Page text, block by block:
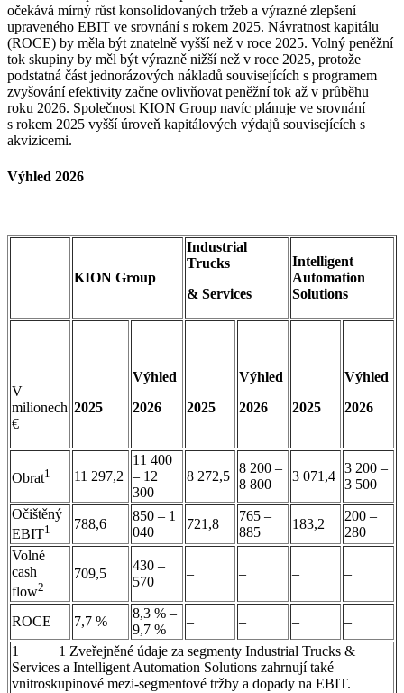
očekává mírný růst konsolidovaných tržeb a výrazné zlepšení
upraveného EBIT ve srovnání s rokem 2025. Návratnost kapitálu
(ROCE) by měla být znatelně vyšší než v roce 2025. Volný peněžní
tok skupiny by měl být výrazně nižší než v roce 2025, protože
podstatná část jednorázových nákladů souvisejících s programem
zvyšování efektivity začne ovlivňovat peněžní tok až v průběhu
roku 2026. Společnost KION Group navíc plánuje ve srovnání
s rokem 2025 vyšší úroveň kapitálových výdajů souvisejících s
akvizicemi.
Výhled 2026
KION Group
Industrial
Trucks
& Services
Intelligent
Automation
Solutions
V
milionech
€
2025
Výhled
2026
2025
Výhled
2026
2025
Výhled
2026
Obrat1 11 297,2
11 400
– 12
300
8 272,5
8 200 –
8 800
3 071,4
3 200 –
3 500
Očištěný
EBIT1 788,6
850 – 1
040
721,8
765 –
885
183,2
200 –
280
Volné
cash
flow2
709,5
430 –
570
– – – –
ROCE 7,7 %
8,3 % –
9,7 %
– – –
–
1 1 Zveřejněné údaje za segmenty Industrial Trucks &
Services a Intelligent Automation Solutions zahrnují také
vnitroskupinové mezi-segmentové tržby a dopady na EBIT.